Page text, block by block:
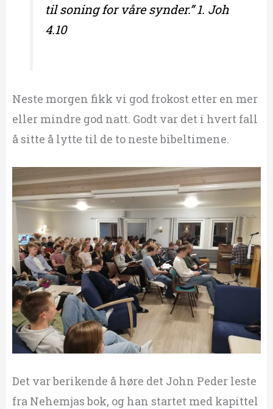
til soning for våre synder.” 1. Joh
4.10
Neste morgen fikk vi god frokost etter en mer
eller mindre god natt. Godt var det i hvert fall
å sitte å lytte til de to neste bibeltimene.
Det var berikende å høre det John Peder leste
fra Nehemjas bok, og han startet med kapittel